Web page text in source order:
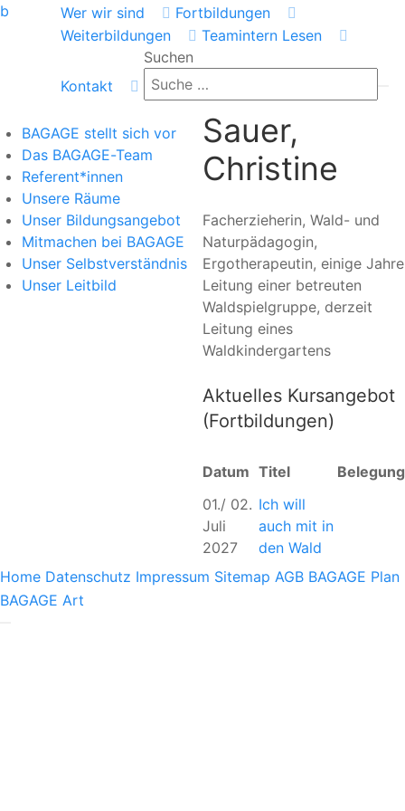
b Wer wir sind
Fortbildungen
Weiterbildungen
Teamintern Lesen
Kontakt
Suchen
BAGAGE stellt sich vor
Das BAGAGE-Team
Referent*innen
Unsere Räume
Unser Bildungsangebot
Mitmachen bei BAGAGE
Unser Selbstverständnis
Unser Leitbild
Sauer,
Christine
Facherzieherin, Wald- und
Naturpädagogin,
Ergotherapeutin, einige Jahre
Leitung einer betreuten
Waldspielgruppe, derzeit
Leitung eines
Waldkindergartens
Aktuelles Kursangebot
(Fortbildungen)
Datum Titel
Belegung
01./ 02.
Juli
2027
Ich will
auch mit in
den Wald
Home Datenschutz Impressum Sitemap AGB BAGAGE Plan
BAGAGE Art